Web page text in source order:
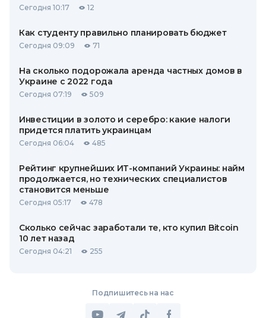
Сегодня 10:17 12
Как студенту правильно планировать бюджет
Сегодня 09:09 71
На сколько подорожала аренда частных домов в
Украине с 2022 года
Сегодня 07:19 509
Инвестиции в золото и серебро: какие налоги
придется платить украинцам
Сегодня 06:04 485
Рейтинг крупнейших ИТ-компаний Украины: найм
продолжается, но технических специалистов
становится меньше
Сегодня 05:17 478
Сколько сейчас заработали те, кто купил Bitcoin
10 лет назад
Сегодня 04:21 255
Подпишитесь на нас